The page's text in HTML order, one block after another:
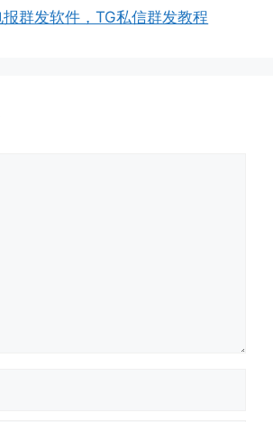
群发软件，TG私信群发教程